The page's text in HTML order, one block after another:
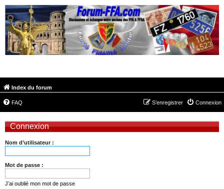
Index du forum
FAQ Connexion
S’enregistrer
Connexion
Nom d’utilisateur :
Mot de passe :
J’ai oublié mon mot de passe